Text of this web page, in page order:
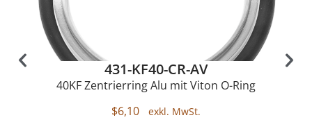
431-KF40-CR-AV
40KF Zentrierring Alu mit Viton O-Ring
$6,10